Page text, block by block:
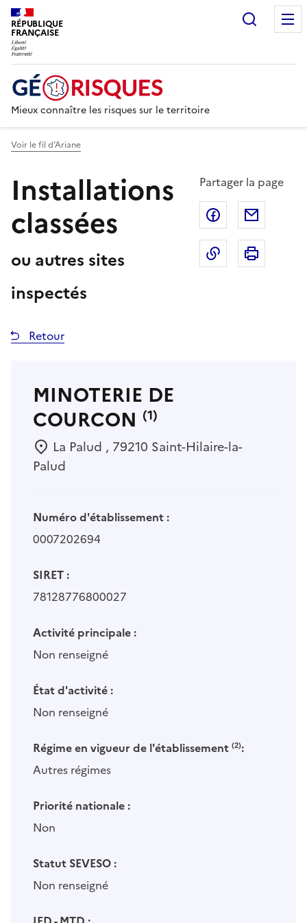
RÉPUBLIQUE
FRANÇAISE
Mieux connaître les risques sur le territoire
Voir le fil d’Ariane
Installations
classées
ou autres sites
inspectés
Partager la page
Partager sur
Copier dans
Retour
MINOTERIE DE
COURCON (1)
La Palud , 79210 Saint-Hilaire-la-
Palud
Numéro d'établissement :
0007202694
SIRET :
78128776800027
Activité principale :
Non renseigné
État d'activité :
Non renseigné
Régime en vigueur de l'établissement (2):
Autres régimes
Priorité nationale :
Non
Statut SEVESO :
Non renseigné